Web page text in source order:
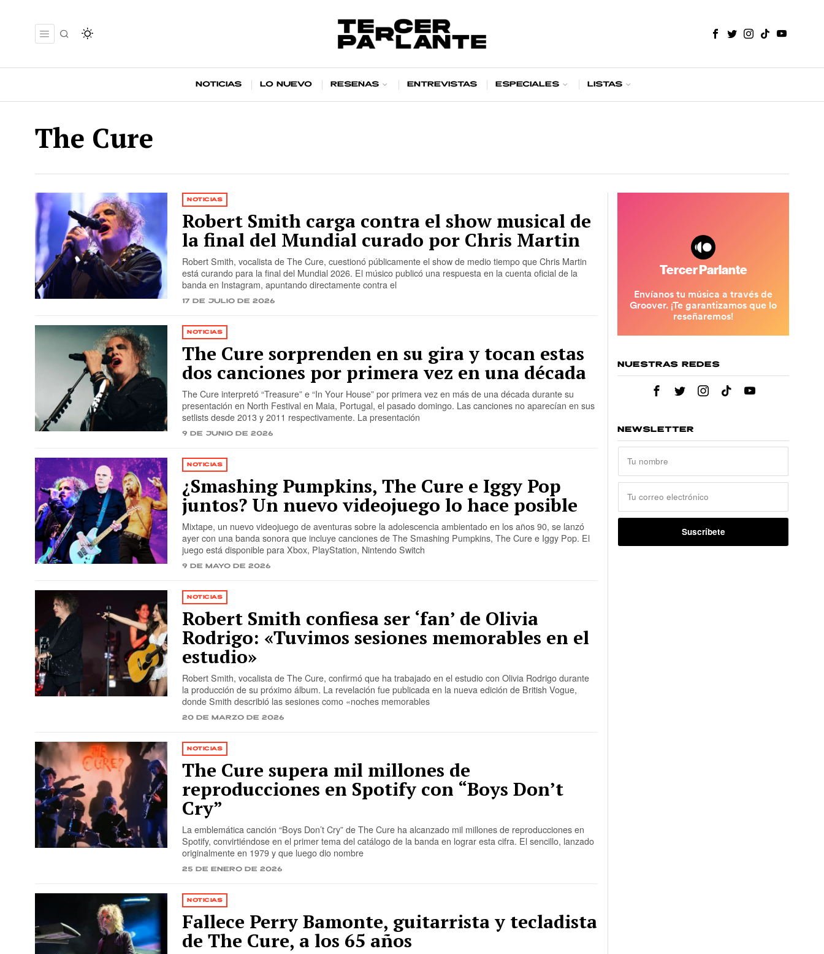
Noticias Lo nuevo Reseñas Entrevistas Especiales Listas
The Cure
NOTICIAS
Robert Smith carga contra el show musical de
la final del Mundial curado por Chris Martin
Robert Smith, vocalista de The Cure, cuestionó públicamente el show de medio tiempo que Chris Martin
está curando para la final del Mundial 2026. El músico publicó una respuesta en la cuenta oficial de la
banda en Instagram, apuntando directamente contra el
17 de julio de 2026
NOTICIAS
The Cure sorprenden en su gira y tocan estas
dos canciones por primera vez en una década
The Cure interpretó “Treasure” e “In Your House” por primera vez en más de una década durante su
presentación en North Festival en Maia, Portugal, el pasado domingo. Las canciones no aparecían en sus
setlists desde 2013 y 2011 respectivamente. La presentación
9 de junio de 2026
NOTICIAS
¿Smashing Pumpkins, The Cure e Iggy Pop
juntos? Un nuevo videojuego lo hace posible
Mixtape, un nuevo videojuego de aventuras sobre la adolescencia ambientado en los años 90, se lanzó
ayer con una banda sonora que incluye canciones de The Smashing Pumpkins, The Cure e Iggy Pop. El
juego está disponible para Xbox, PlayStation, Nintendo Switch
9 de mayo de 2026
NOTICIAS
Robert Smith confiesa ser ‘fan’ de Olivia
Rodrigo: «Tuvimos sesiones memorables en el
estudio»
Robert Smith, vocalista de The Cure, confirmó que ha trabajado en el estudio con Olivia Rodrigo durante
la producción de su próximo álbum. La revelación fue publicada en la nueva edición de British Vogue,
donde Smith describió las sesiones como «noches memorables
20 de marzo de 2026
NOTICIAS
The Cure supera mil millones de
reproducciones en Spotify con “Boys Don’t
Cry”
La emblemática canción “Boys Don’t Cry” de The Cure ha alcanzado mil millones de reproducciones en
Spotify, convirtiéndose en el primer tema del catálogo de la banda en lograr esta cifra. El sencillo, lanzado
originalmente en 1979 y que luego dio nombre
25 de enero de 2026
NOTICIAS
Fallece Perry Bamonte, guitarrista y tecladista
de The Cure, a los 65 años
NUESTRAS REDES
NEWSLETTER